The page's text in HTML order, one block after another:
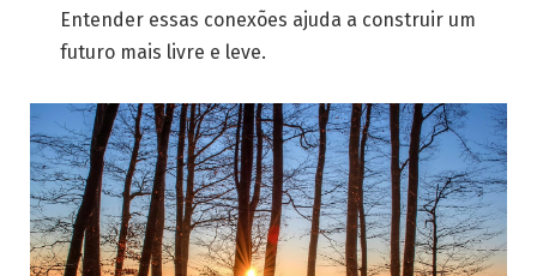
Entender essas conexões ajuda a construir um
futuro mais livre e leve.